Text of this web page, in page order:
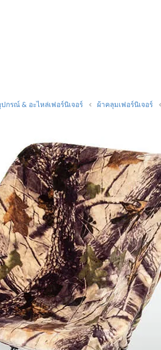
ปกรณ์ & อะไหล่เฟอร์นิเจอร์ ผ้าคลุมเฟอร์นิเจอร์